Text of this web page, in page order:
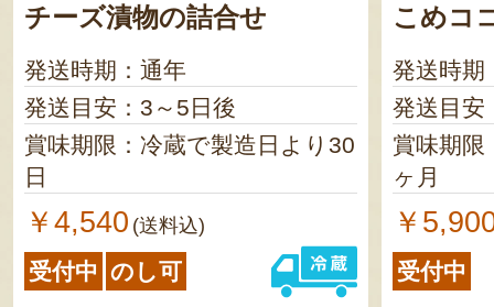
チーズ漬物の詰合せ
発送時期：通年
発送目安：3～5日後
賞味期限：冷蔵で製造日より30
日
￥4,540 (送料込)
受付中 のし可
こめコ
発送時期
発送目安
賞味期限
ヶ月
￥
受付中